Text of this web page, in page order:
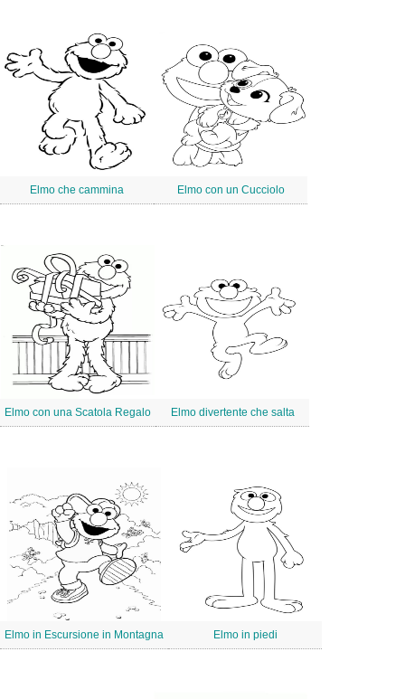
Elmo che cammina Elmo con un Cucciolo
Elmo con una Scatola Regalo Elmo divertente che salta
Elmo in Escursione in Montagna Elmo in piedi